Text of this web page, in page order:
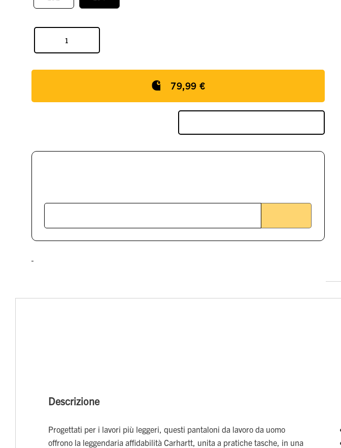
79,99 €
Descrizione
Progettati per i lavori più leggeri, questi pantaloni da lavoro da uomo
offrono la leggendaria affidabilità Carhartt, unita a pratiche tasche, in una